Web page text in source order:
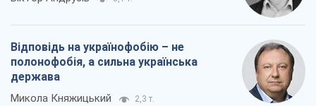
Відповідь на українофобію – не
полонофобія, а сильна українська
держава
Микола Княжицький 2,3 т.